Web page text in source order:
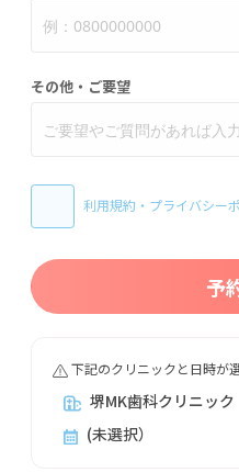
その他・ご要望
利用規約 ・ プライバシー
予
下記のクリニックと日時が
堺MK歯科クリニック
(未選択）